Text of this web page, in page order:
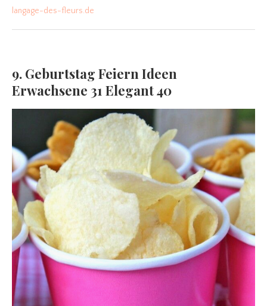
langage-des-fleurs.de
9. Geburtstag Feiern Ideen
Erwachsene 31 Elegant 40